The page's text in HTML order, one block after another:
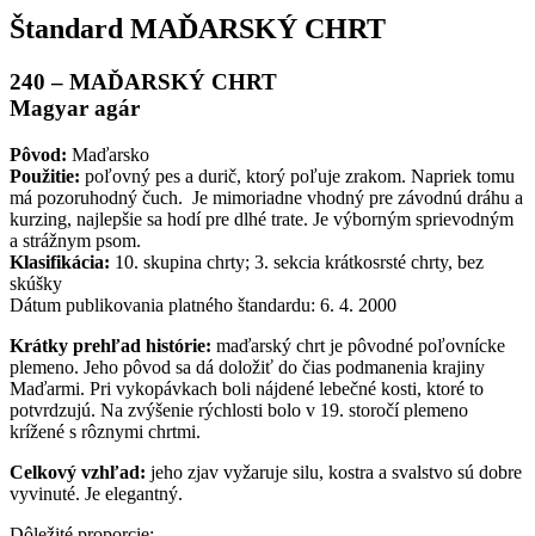
Štandard MAĎARSKÝ CHRT
240 – MAĎARSKÝ CHRT
Magyar agár
Pôvod: Maďarsko
Použitie: poľovný pes a durič, ktorý poľuje zrakom. Napriek tomu
má pozoruhodný čuch. Je mimoriadne vhodný pre závodnú dráhu a
kurzing, najlepšie sa hodí pre dlhé trate. Je výborným sprievodným
a strážnym psom.
Klasifikácia: 10. skupina chrty; 3. sekcia krátkosrsté chrty, bez
skúšky
Dátum publikovania platného štandardu: 6. 4. 2000
Krátky prehľad histórie: maďarský chrt je pôvodné poľovnícke
plemeno. Jeho pôvod sa dá doložiť do čias podmanenia krajiny
Maďarmi. Pri vykopávkach boli nájdené lebečné kosti, ktoré to
potvrdzujú. Na zvýšenie rýchlosti bolo v 19. storočí plemeno
krížené s rôznymi chrtmi.
Celkový vzhľad: jeho zjav vyžaruje silu, kostra a svalstvo sú dobre
vyvinuté. Je elegantný.